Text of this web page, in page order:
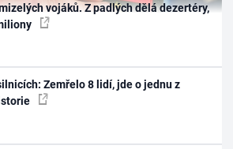
vojáků. Z padlých dělá dezertéry,
Zemřelo 8 lidí, jde o jednu z